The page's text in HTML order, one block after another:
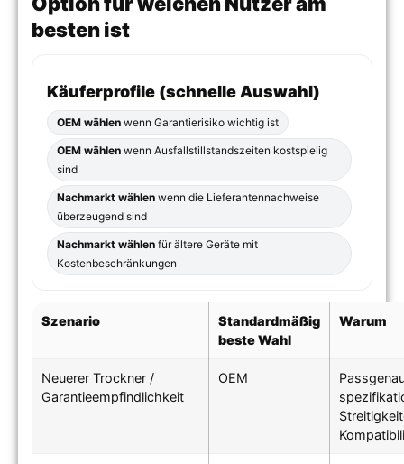
besten ist
Käuferprofile (schnelle Auswahl)
OEM wählen wenn Garantierisiko wichtig ist
OEM wählen wenn Ausfallstillstandszeiten kostspielig
sind
Nachmarkt wählen wenn die Lieferantennachweise
überzeugend sind
Nachmarkt wählen für ältere Geräte mit
Kostenbeschränkungen
Szenario
Standardmäßig
beste Wahl
Warum
Neuerer Trockner /
Garantieempfindlichkeit
OEM